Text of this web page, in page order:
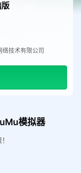
版
络技术有限公司
模拟器